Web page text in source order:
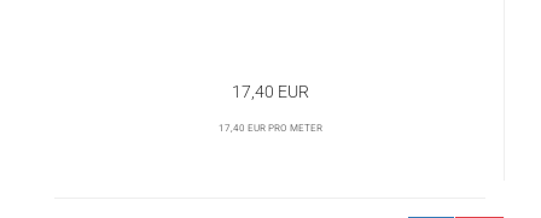
17,40 EUR
17,40 EUR pro Meter